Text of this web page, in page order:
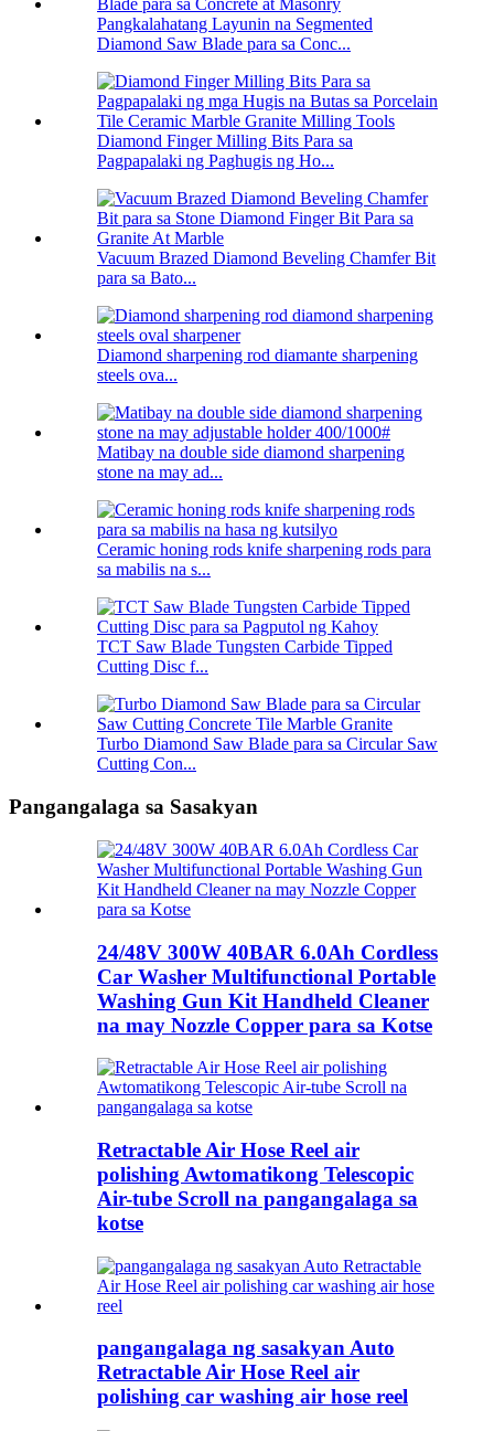
Pangkalahatang Layunin na Segmented
Diamond Saw Blade para sa Conc...
Diamond Finger Milling Bits Para sa
Pagpapalaki ng Paghugis ng Ho...
Vacuum Brazed Diamond Beveling Chamfer Bit
para sa Bato...
Diamond sharpening rod diamante sharpening
steels ova...
Matibay na double side diamond sharpening
stone na may ad...
Ceramic honing rods knife sharpening rods para
sa mabilis na s...
TCT Saw Blade Tungsten Carbide Tipped
Cutting Disc f...
Turbo Diamond Saw Blade para sa Circular Saw
Cutting Con...
Pangangalaga sa Sasakyan
24/48V 300W 40BAR 6.0Ah Cordless
Car Washer Multifunctional Portable
Washing Gun Kit Handheld Cleaner
na may Nozzle Copper para sa Kotse
Retractable Air Hose Reel air
polishing Awtomatikong Telescopic
Air-tube Scroll na pangangalaga sa
kotse
pangangalaga ng sasakyan Auto
Retractable Air Hose Reel air
polishing car washing air hose reel